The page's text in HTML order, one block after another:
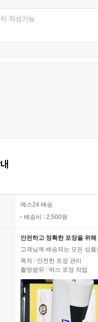
는 책이 아니다.
거리던 어머니의 심장 박동
절 어머니의 품에서 풍겨
계신 것처럼 그 마음까지
책 있잖아요?”
어!』라고. 저도 엄마들에
예쁜 생각을. 읽어주니까 좋
표정인 거 있죠? 한 엄마
틀고. 그래도 한 엄마는
작성가능
예스24 배송
배송비 : 2,500원
안전하고 정확한 포장을 위
고객님께 배송되는 모든 상
목적 : 안전한 포장 관리
촬영범위 : 박스 포장 작업